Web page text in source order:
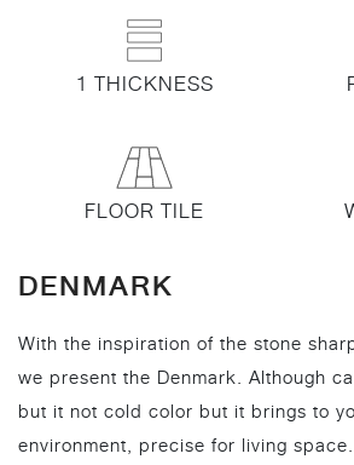
1 THICKNESS
FLOOR TILE
DENMARK
With the inspiration of the stone
we present the Denmark. Although
but it not cold color but it brings to
environment, precise for living space.